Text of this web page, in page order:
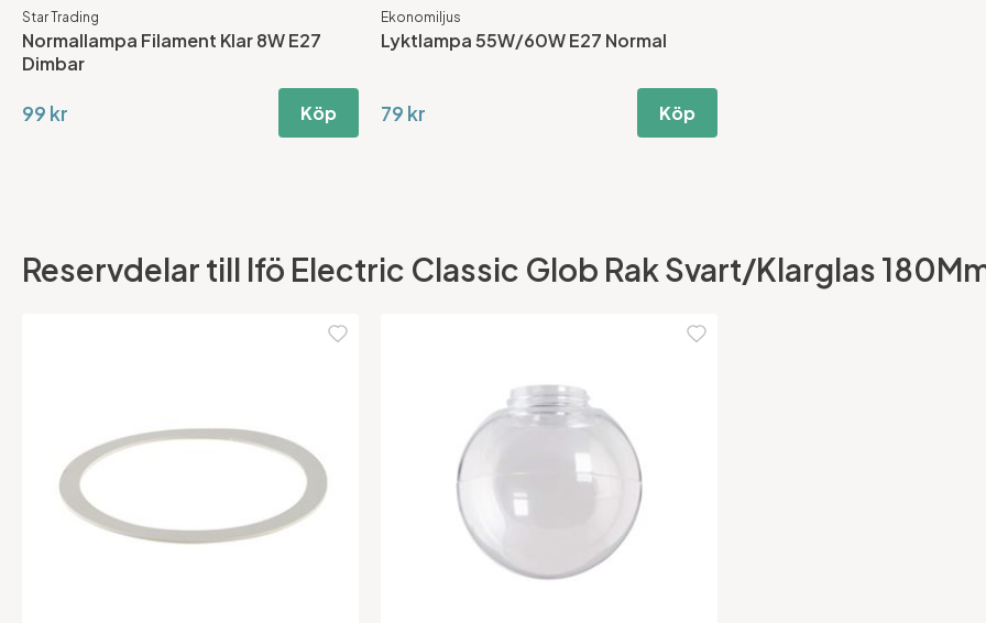
Star Trading
Normallampa Filament Klar 8W E27
Dimbar
99 kr Köp
Ekonomiljus
Lyktlampa 55W/60W E27 Normal
79 kr Köp
Reservdelar till Ifö Electric Classic Glob Rak Svart/Klarglas